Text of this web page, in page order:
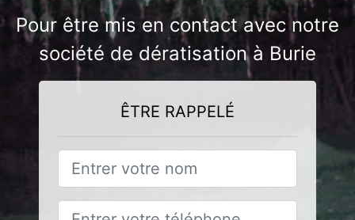
Pour être mis en contact avec notre
société de dératisation à Burie
ÊTRE RAPPELÉ